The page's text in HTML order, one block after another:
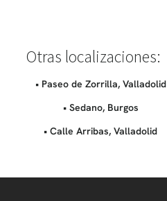
Otras localizaciones:
• Paseo de Zorrilla, Valladolid
• Sedano, Burgos
• Calle Arribas, Valladolid